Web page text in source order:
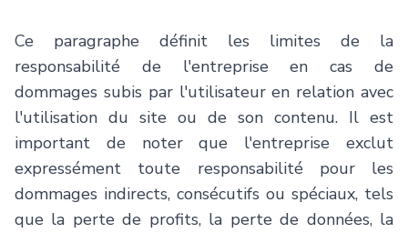
Ce paragraphe définit les limites de la
responsabilité de l'entreprise en cas de
dommages subis par l'utilisateur en relation avec
l'utilisation du site ou de son contenu. Il est
important de noter que l'entreprise exclut
expressément toute responsabilité pour les
dommages indirects, consécutifs ou spéciaux, tels
que la perte de profits, la perte de données, la